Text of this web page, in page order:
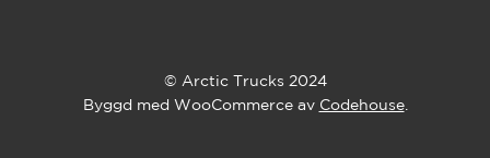
© Arctic Trucks 2024
Byggd med WooCommerce av Codehouse.